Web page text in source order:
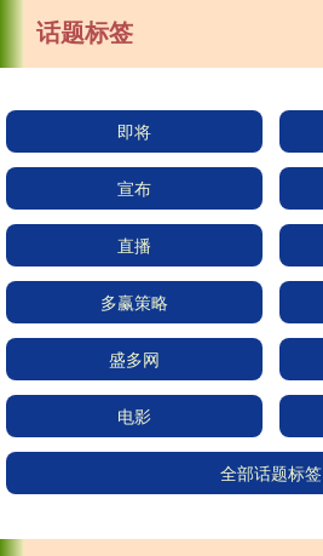
话题标签
即将
宣布
直播
多赢策略
盛多网
电影
全部话题标签